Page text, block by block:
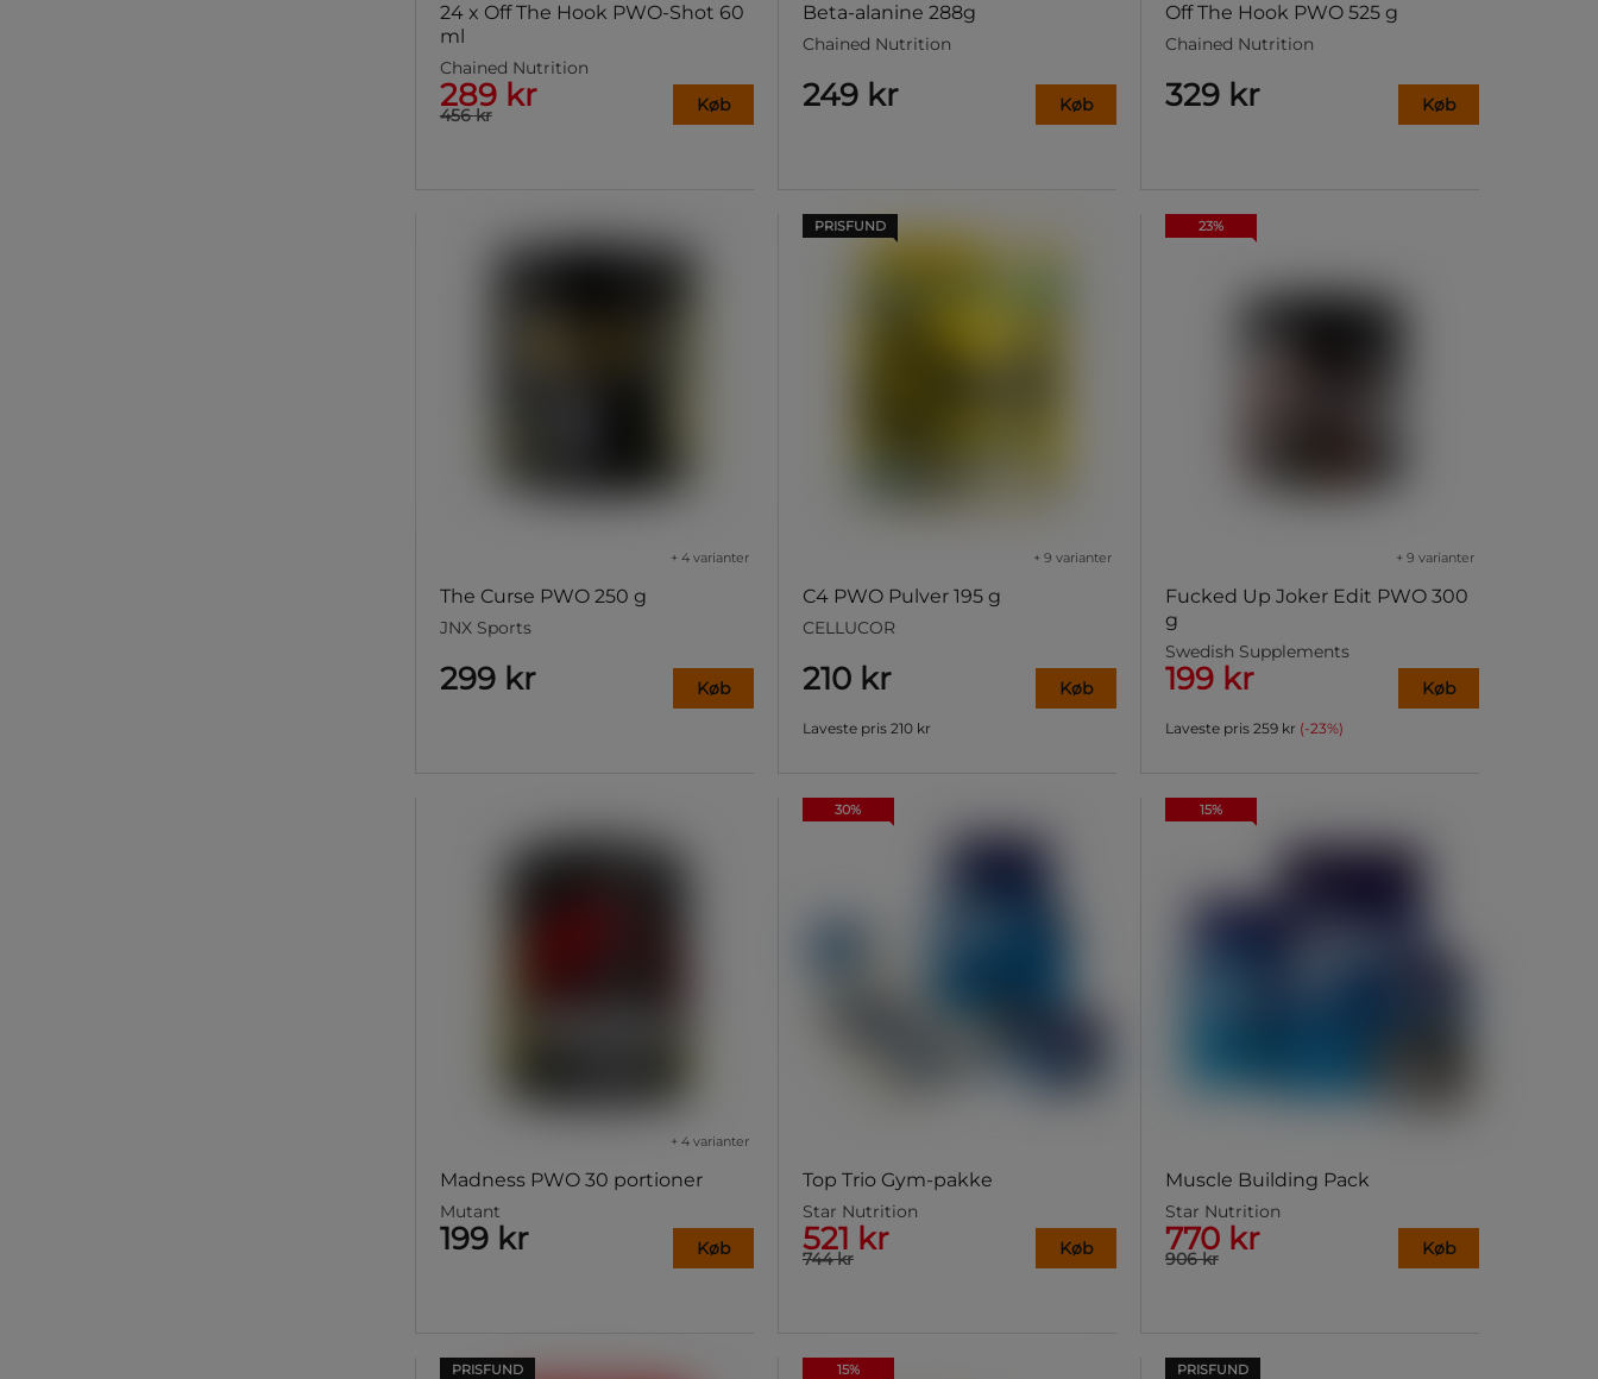
24 x Off The Hook PWO-Shot 60
ml
Chained Nutrition
289 kr
456 kr Køb
Beta-alanine 288g
Chained Nutrition
249 kr Køb
Off The Hook PWO 525 g
Chained Nutrition
329 kr Køb
The Curse PWO 250 g
+ 4 varianter
JNX Sports
299 kr Køb
PRISFUND
C4 PWO Pulver 195 g
+ 9 varianter
CELLUCOR
210 kr Køb
Laveste pris 210 kr
23%
Fucked Up Joker Edit PWO 300
g
+ 9 varianter
Swedish Supplements
199 kr Køb
Laveste pris 259 kr (-23%)
Madness PWO 30 portioner
+ 4 varianter
Mutant
199 kr Køb
30%
Top Trio Gym-pakke
Star Nutrition
521 kr
744 kr Køb
15%
Muscle Building Pack
Star Nutrition
770 kr
906 kr Køb
PRISFUND 15% PRISFUND